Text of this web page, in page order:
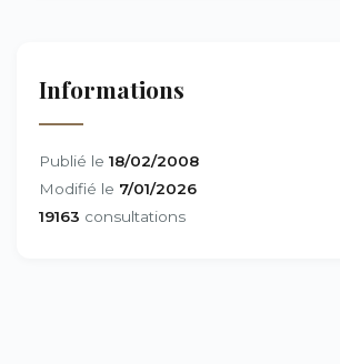
Informations
Publié le 18/02/2008
Modifié le 7/01/2026
19163 consultations